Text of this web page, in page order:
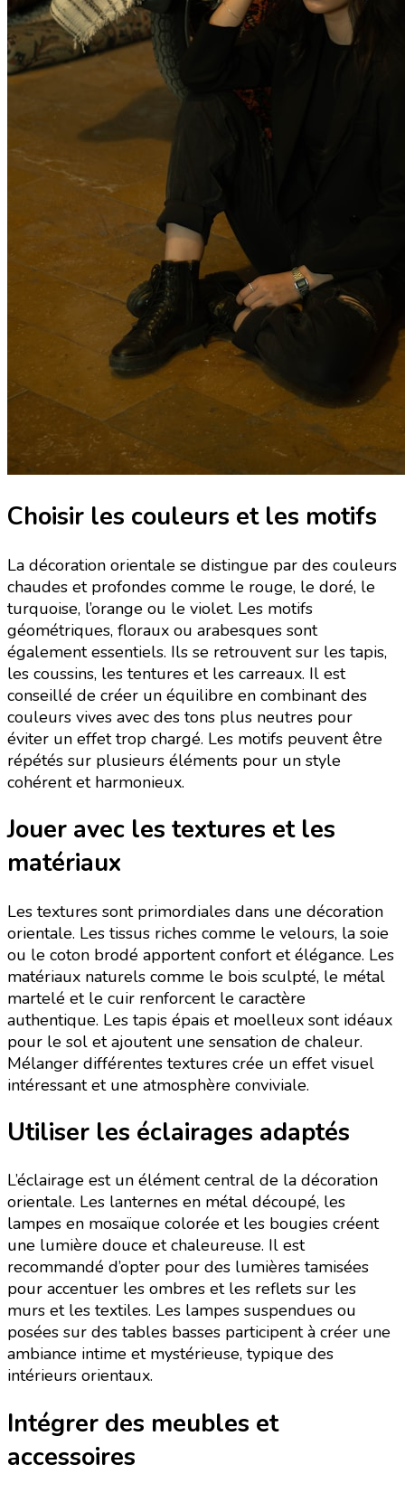
Choisir les couleurs et les motifs
La décoration orientale se distingue par des couleurs
chaudes et profondes comme le rouge, le doré, le
turquoise, l’orange ou le violet. Les motifs
géométriques, floraux ou arabesques sont
également essentiels. Ils se retrouvent sur les tapis,
les coussins, les tentures et les carreaux. Il est
conseillé de créer un équilibre en combinant des
couleurs vives avec des tons plus neutres pour
éviter un effet trop chargé. Les motifs peuvent être
répétés sur plusieurs éléments pour un style
cohérent et harmonieux.
Jouer avec les textures et les
matériaux
Les textures sont primordiales dans une décoration
orientale. Les tissus riches comme le velours, la soie
ou le coton brodé apportent confort et élégance. Les
matériaux naturels comme le bois sculpté, le métal
martelé et le cuir renforcent le caractère
authentique. Les tapis épais et moelleux sont idéaux
pour le sol et ajoutent une sensation de chaleur.
Mélanger différentes textures crée un effet visuel
intéressant et une atmosphère conviviale.
Utiliser les éclairages adaptés
L’éclairage est un élément central de la décoration
orientale. Les lanternes en métal découpé, les
lampes en mosaïque colorée et les bougies créent
une lumière douce et chaleureuse. Il est
recommandé d’opter pour des lumières tamisées
pour accentuer les ombres et les reflets sur les
murs et les textiles. Les lampes suspendues ou
posées sur des tables basses participent à créer une
ambiance intime et mystérieuse, typique des
intérieurs orientaux.
Intégrer des meubles et
accessoires